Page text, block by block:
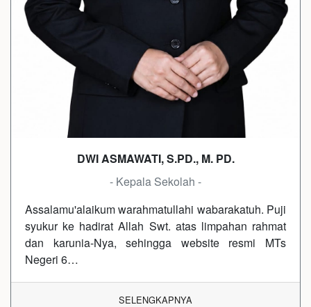
DWI ASMAWATI, S.PD., M. PD.
- Kepala Sekolah -
Assalamu'alaikum warahmatullahi wabarakatuh. Puji
syukur ke hadirat Allah Swt. atas limpahan rahmat
dan karunia-Nya, sehingga website resmi MTs
Negeri 6…
SELENGKAPNYA